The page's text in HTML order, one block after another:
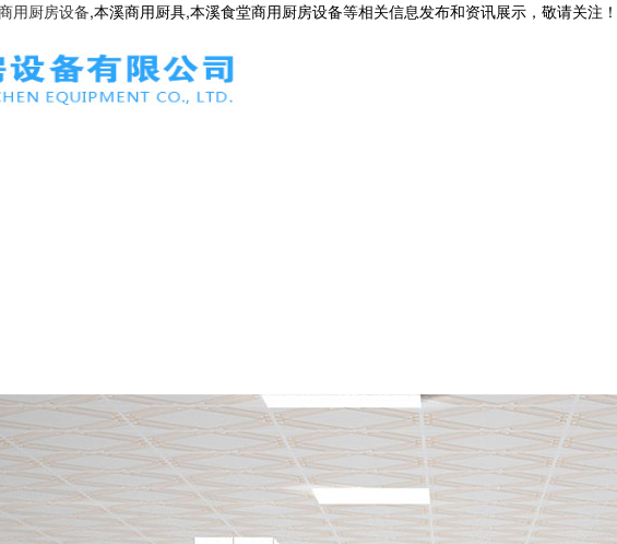
用厨房设备,本溪商用厨具,本溪食堂商用厨房设备等相关信息发布和资讯展示，敬请关注！